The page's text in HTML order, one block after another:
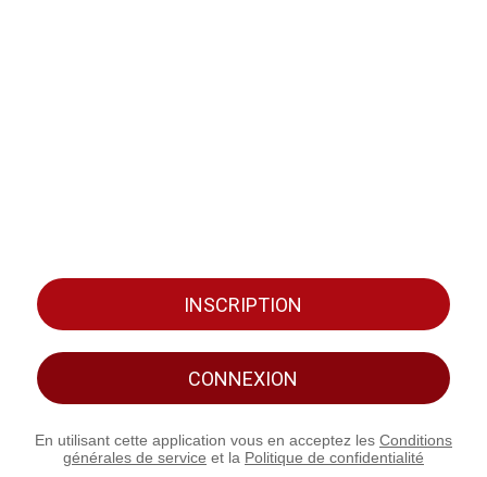
INSCRIPTION
CONNEXION
En utilisant cette application vous en acceptez les Conditions
générales de service et la Politique de confidentialité